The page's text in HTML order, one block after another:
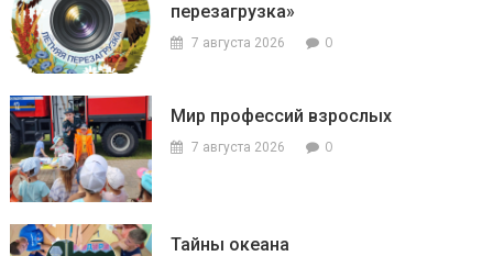
перезагрузка»
7 августа 2026 0
Мир профессий взрослых
7 августа 2026 0
Тайны океана